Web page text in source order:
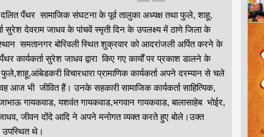
पँथर सामाजिक संघटना के पूर्व तालुका अध्यक्ष तथा फुले, शाहू,
सुरेश देवराम जाधव के पांचवें स्मृती दिन के उपलक्ष्य में ठाणे जिला के
समतानगर बोरिवली स्थित शुक्रवार को आदरांजली अर्पित करने के
कार्यकर्ता सुरेश जाधव द्वारा किए गए कार्यों पर प्रकाश डालने के
विचारधारा प्रामाणिक कार्यकर्ता अपने दरम्यान से चले
आज भी जीवित हैं। उनके सहकारी सामाजिक कार्यकर्ता साहित्यिक,
गायकवाड, यशवंत गायकवाड,भगवान गायकवाड, बालासाहेब भोईर,
जीवन दोंदे आदि ने अपने मनोगत व्यक्त करते हुए बोले।उक्त
उपस्थित थे।